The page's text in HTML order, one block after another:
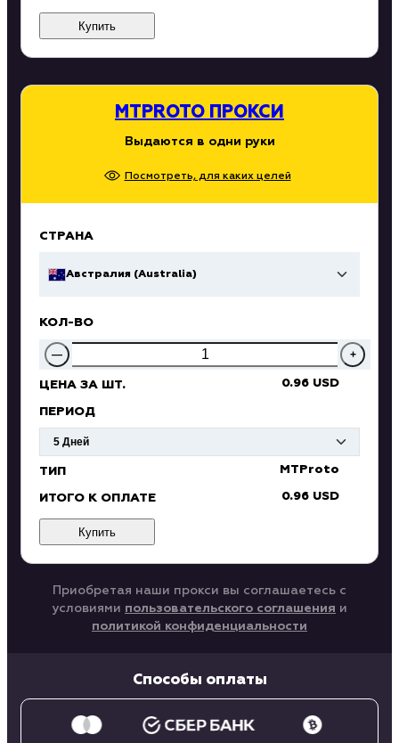
Купить
MTPROTO ПРОКСИ
Выдаются в одни руки
Посмотреть, для каких целей
СТРАНА
Австралия (Australia)
КОЛ-ВО
— +
ЦЕНА ЗА ШТ. 0.96 USD
ПЕРИОД
ТИП MTProto
ИТОГО К ОПЛАТЕ 0.96 USD
Купить
Приобретая наши прокси вы соглашаетесь с
условиями пользовательского соглашения и
политикой конфиденциальности
Способы оплаты